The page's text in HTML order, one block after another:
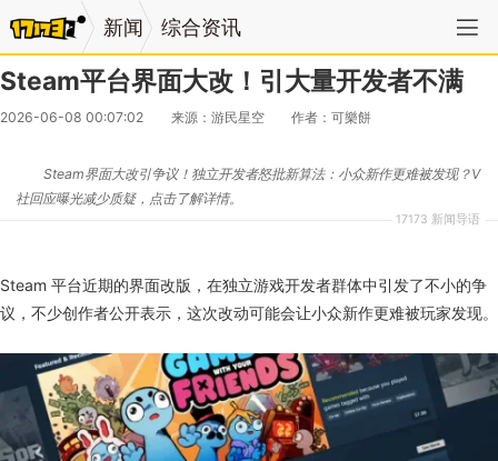
新闻 综合资讯
Steam平台界面大改！引大量开发者不满
2026-06-08 00:07:02 来源：游民星空 作者：可樂餅
17173 新闻导语
Steam界面大改引争议！独立开发者怒批新算法：小众新作更难被发现？V
社回应曝光减少质疑，点击了解详情。
Steam 平台近期的界面改版，在独立游戏开发者群体中引发了不小的争
议，不少创作者公开表示，这次改动可能会让小众新作更难被玩家发现。